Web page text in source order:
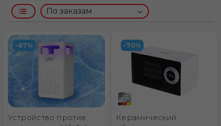
-67%
Устройство против
-70%
Керамический